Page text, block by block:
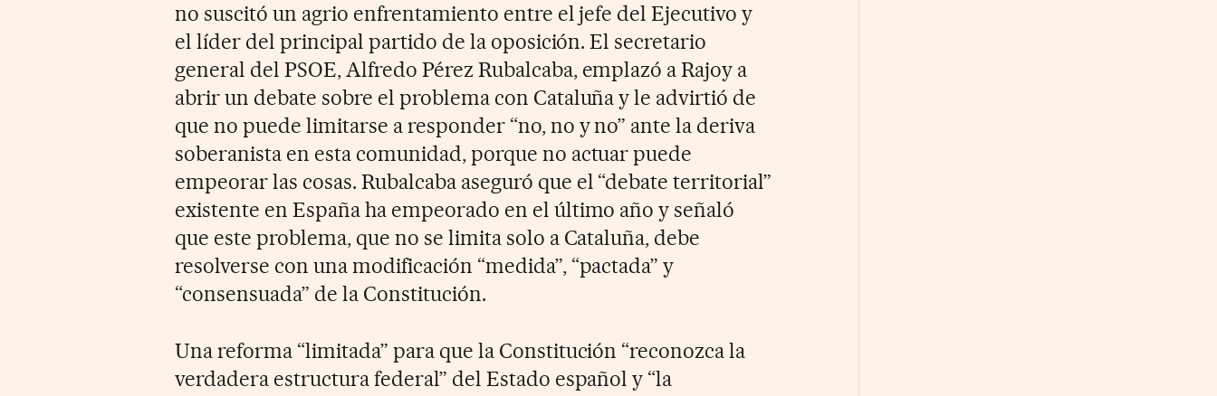
no suscitó un agrio enfrentamiento entre el jefe del Ejecutivo y
el líder del principal partido de la oposición. El secretario
general del PSOE, Alfredo Pérez Rubalcaba, emplazó a Rajoy a
abrir un debate sobre el problema con Cataluña y le advirtió de
que no puede limitarse a responder “no, no y no” ante la deriva
soberanista en esta comunidad, porque no actuar puede
empeorar las cosas. Rubalcaba aseguró que el “debate territorial”
existente en España ha empeorado en el último año y señaló
que este problema, que no se limita solo a Cataluña, debe
resolverse con una modificación “medida”, “pactada” y
“consensuada” de la Constitución.
Una reforma “limitada” para que la Constitución “reconozca la
verdadera estructura federal” del Estado español y “la